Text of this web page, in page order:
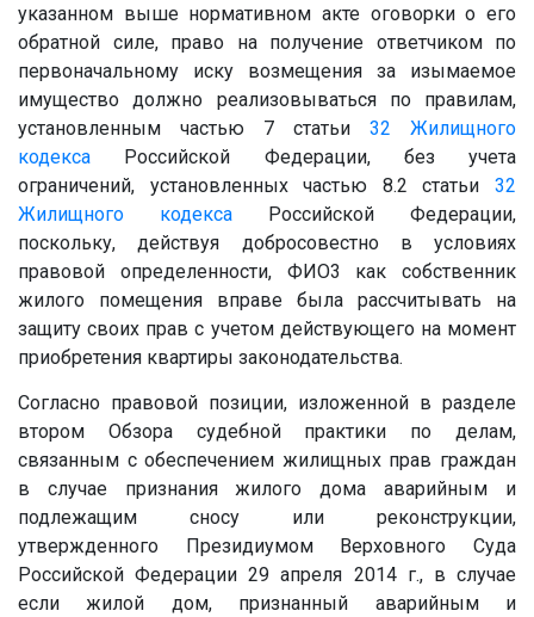
указанном выше нормативном акте оговорки о его
обратной силе, право на получение ответчиком по
первоначальному иску возмещения за изымаемое
имущество должно реализовываться по правилам,
установленным частью 7 статьи 32
Жилищного
кодекса Российской Федерации, без учета
ограничений, установленных частью 8.2 статьи 32
Жилищного кодекса Российской Федерации,
поскольку, действуя добросовестно в условиях
правовой определенности, ФИО3 как собственник
жилого помещения вправе была рассчитывать на
защиту своих прав с учетом действующего на момент
приобретения квартиры законодательства.
Согласно правовой позиции, изложенной в разделе
втором Обзора судебной практики по делам,
связанным с обеспечением жилищных прав граждан
в случае признания жилого дома аварийным и
подлежащим сносу или реконструкции,
утвержденного Президиумом Верховного Суда
Российской Федерации 29 апреля 2014 г., в случае
если жилой дом, признанный аварийным и